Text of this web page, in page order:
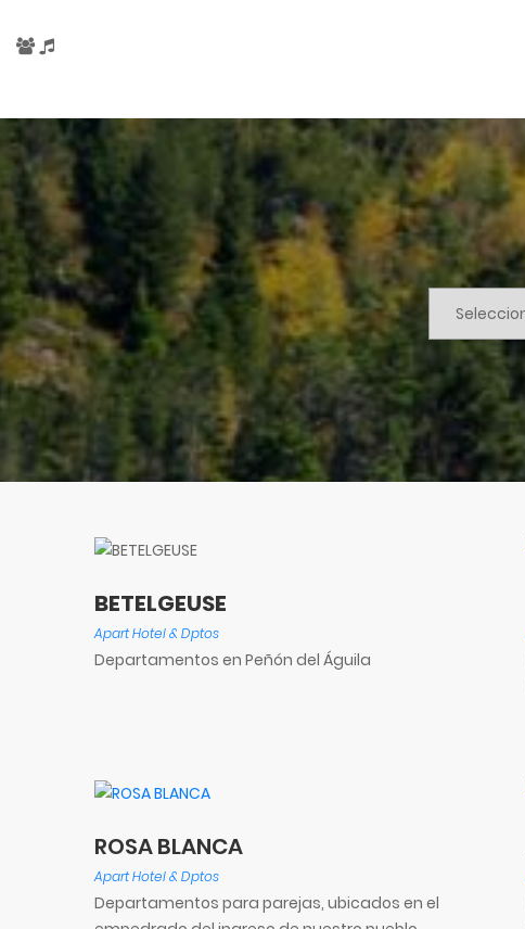
BETELGEUSE
Apart Hotel & Dptos
Departamentos en Peñón del Águila
ROSA BLANCA
Apart Hotel & Dptos
Departamentos para parejas, ubicados en el